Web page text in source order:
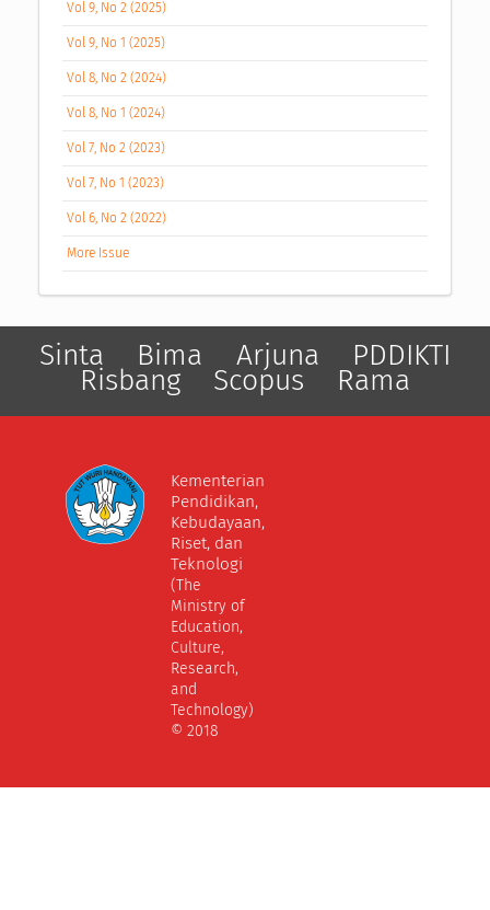
Vol 9, No 2 (2025)
Vol 9, No 1 (2025)
Vol 8, No 2 (2024)
Vol 8, No 1 (2024)
Vol 7, No 2 (2023)
Vol 7, No 1 (2023)
Vol 6, No 2 (2022)
More Issue
Sinta Bima Arjuna PDDIKTI
Risbang Scopus Rama
Kementerian
Pendidikan,
Kebudayaan,
Riset, dan
Teknologi
(The
Ministry of
Education,
Culture,
Research,
and
Technology)
© 2018